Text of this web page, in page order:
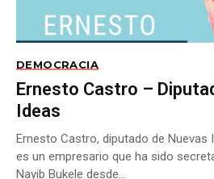
DEMOCRACIA
Ernesto Castro –
Ideas
Ernesto Castro, diputado de Nuevas
es un empresario que ha sido
Nayib Bukele desde...